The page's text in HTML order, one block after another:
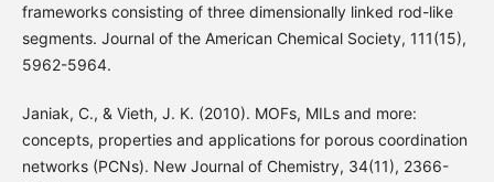
frameworks consisting of three dimensionally linked rod-like
segments. Journal of the American Chemical Society, 111(15),
5962-5964.
Janiak, C., & Vieth, J. K. (2010). MOFs, MILs and more:
concepts, properties and applications for porous coordination
networks (PCNs). New Journal of Chemistry, 34(11), 2366-